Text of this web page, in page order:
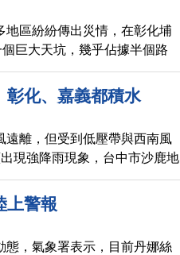
區紛紛傳出災情，在彰化埔
巨大天坑，幾乎佔據半個路
進天坑內，所幸並未造成人員
彰化、嘉義都積水
遠離，但受到低壓帶與西南風
現強降雨現象，台中市沙鹿地
河道，嘉義、彰化也出現積水
上警報
態，氣象署表示，目前丹娜絲